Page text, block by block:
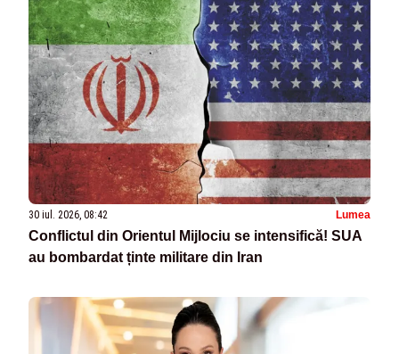
30 iul. 2026, 08:42 Lumea
Conflictul din Orientul Mijlociu se intensifică! SUA
au bombardat ținte militare din Iran